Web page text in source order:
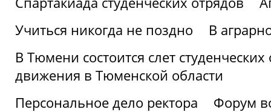
Учиться никогда не поздно
В
В Тюмени состоится слет
движения в Тюменской области
Персональное дело ректора
Форум